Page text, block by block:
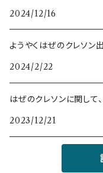
2024/12/16
ようやくはぜのクレソン
2024/2/22
はぜのクレソンに関して
2023/12/21